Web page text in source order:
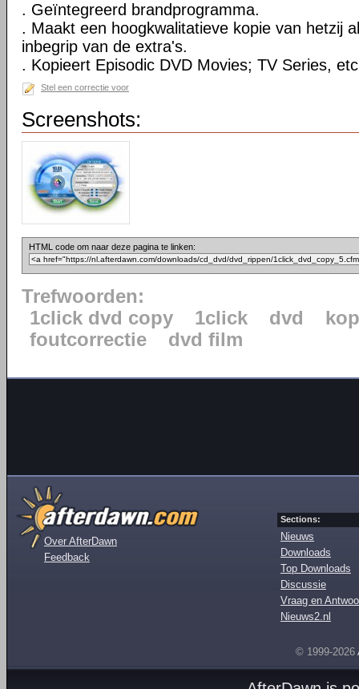
. Geïntegreerd brandprogramma.
. Maakt een hoogkwalitatieve kopie van hetzij
inbegrip van de extra's.
. Kopieert Episodic DVD Movies; TV Series,
Stel een correctie voor
Screenshots:
HTML code om naar deze pagina te linken:
Trefwoorden:
1click dvd copy
1click dvd
foutcorrectie
dvd film
Over AfterDawn
Feedback
Sections:
Nieuws
Downloads
Top Downloads
Discussie
Vraag en
Nieuws2.nl
© 1999-2026